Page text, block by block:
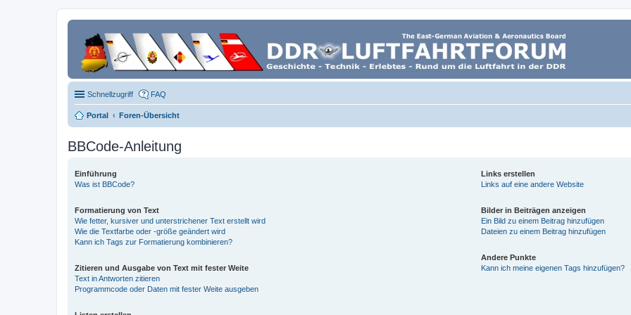
Schnellzugriff FAQ
Portal Foren-Übersicht
BBCode-Anleitung
Einführung
Was ist BBCode?
Formatierung von Text
Wie fetter, kursiver und unterstrichener Text erstellt wird
Wie die Textfarbe oder -größe geändert wird
Kann ich Tags zur Formatierung kombinieren?
Zitieren und Ausgabe von Text mit fester Weite
Text in Antworten zitieren
Programmcode oder Daten mit fester Weite ausgeben
Links erstellen
Links auf eine andere Website
Bilder in Beiträgen anzeigen
Ein Bild zu einem Beitrag hinzufügen
Dateien zu einem Beitrag hinzufügen
Andere Punkte
Kann ich meine eigenen Tags hinzufügen?